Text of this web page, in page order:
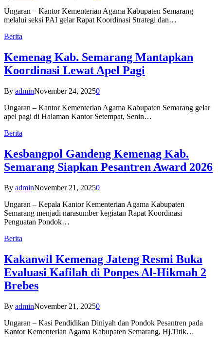
Ungaran – Kantor Kementerian Agama Kabupaten Semarang
melalui seksi PAI gelar Rapat Koordinasi Strategi dan…
Berita
Kemenag Kab. Semarang Mantapkan
Koordinasi Lewat Apel Pagi
By adminNovember 24, 20250
Ungaran – Kantor Kementerian Agama Kabupaten Semarang gelar
apel pagi di Halaman Kantor Setempat, Senin…
Berita
Kesbangpol Gandeng Kemenag Kab.
Semarang Siapkan Pesantren Award 2026
By adminNovember 21, 20250
Ungaran – Kepala Kantor Kementerian Agama Kabupaten
Semarang menjadi narasumber kegiatan Rapat Koordinasi
Penguatan Pondok…
Berita
Kakanwil Kemenag Jateng Resmi Buka
Evaluasi Kafilah di Ponpes Al-Hikmah 2
Brebes
By adminNovember 21, 20250
Ungaran – Kasi Pendidikan Diniyah dan Pondok Pesantren pada
Kantor Kementerian Agama Kabupaten Semarang, Hj.Titik…